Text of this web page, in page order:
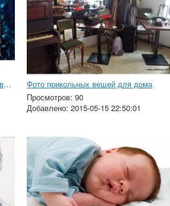
Прикольные картинки с детьми на аватарку
Фото прикольных вещей для дома
Просмотров: 90
Добавлено: 2015-05-15 22:50:01